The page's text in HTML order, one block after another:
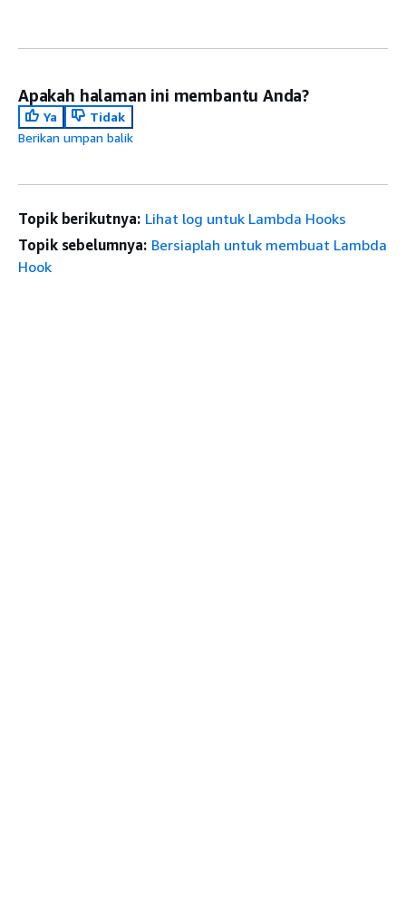
Apakah halaman ini membantu Anda?
Ya
Tidak
Berikan umpan balik
Topik berikutnya: Lihat log untuk Lambda Hooks
Topik sebelumnya: Bersiaplah untuk membuat Lambda
Hook